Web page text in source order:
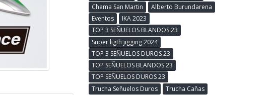
Chema San Martin
Alberto Burundarena
Eventos
IKA 2023
TOP 3 SEÑUELOS BLANDOS 23
Super ligth jigging 2024
TOP 3 SEÑUELOS DUROS 23
TOP SEÑUELOS BLANDOS 23
TOP SEÑUELOS DUROS 23
Trucha Señuelos Duros
Trucha Cañas